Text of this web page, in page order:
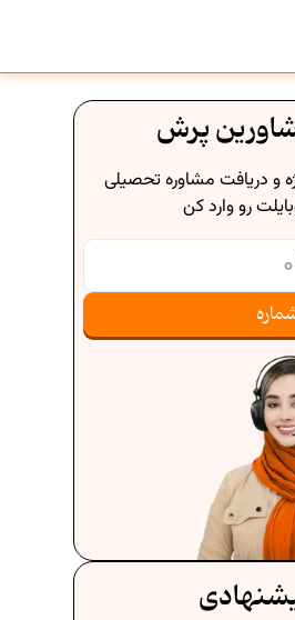
پرش
و دریافت مشاوره تحصیلی
رو وارد کن